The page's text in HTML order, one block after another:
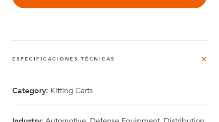
ESPECIFICACIONES TÉCNICAS
Category: Kitting Carts